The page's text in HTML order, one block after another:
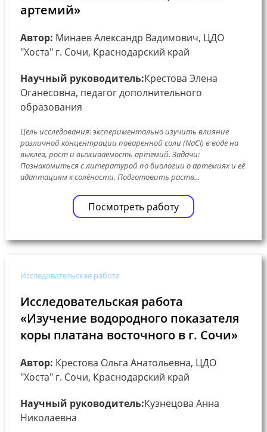
артемий»
Автор: Минаев Александр Вадимович, ЦДО
"Хоста" г. Сочи, Краснодарский край
Научный руководитель:Крестова Элена
Оганесовна, педагог дополнительного
образования
Цель исследования: экспериментально изучить влияние
различной концентрации поваренной соли (NaCl) в воде на
выклев, рост и выживаемость артемий. Задачи:
Познакомиться с литературой по биологии о артемиях и её
адаптациям к солёности. Подготовить раств...
Посмотреть работу
Исследовательская работа
Исследовательская работа
«Изучение водородного показателя
коры платана восточного в г. Сочи»
Автор: Крестова Ольга Анатольевна, ЦДО
"Хоста" г. Сочи, Краснодарский край
Научный руководитель:Кузнецова Анна
Николаевна